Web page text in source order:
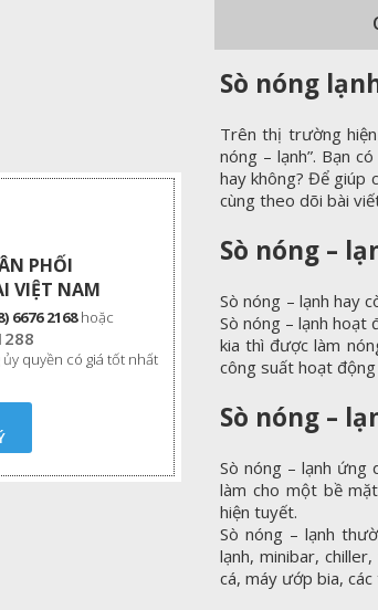
Sò nóng
Trên thị trường
nóng – lạnh”. Bạn
hay không? Để giúp
cùng theo dõi bài
Sò nóng –
Sò nóng – lạnh hay
Sò nóng – lạnh
kia thì được làm
công suất hoạt động
Sò nóng –
Sò nóng – lạnh ứng
làm cho một bề
hiện tuyết.
Sò nóng – lạnh
lạnh, minibar,
cá, máy ướp bia,
PHỐI
VIỆT NAM
6676 2168hoặc
quyền có giá tốt nhất